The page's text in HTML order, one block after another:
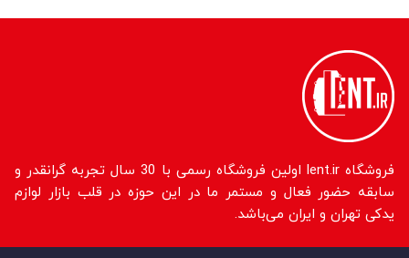
فروشگاه lent.ir اولین فروشگاه رسمی با 30 سال تجربه گرانقدر و
سابقه حضور فعال و مستمر ما در این حوزه در قلب بازار لوازم
یدکی تهران و ایران می‌باشد.